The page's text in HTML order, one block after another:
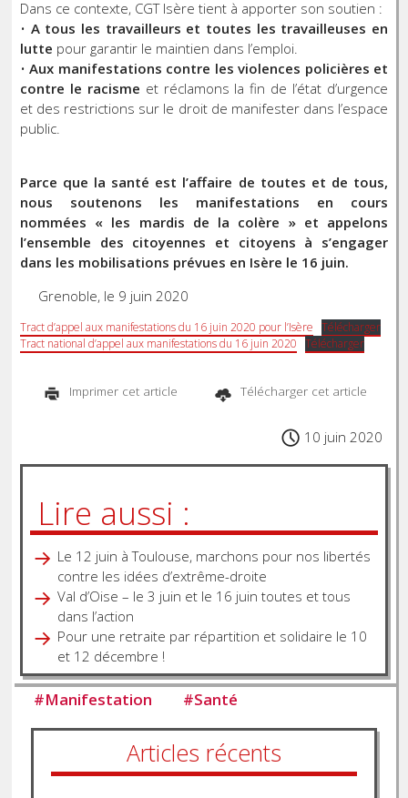
Dans ce contexte, CGT Isère tient à apporter son soutien :
• A tous les travailleurs et toutes les travailleuses en
lutte pour garantir le maintien dans l’emploi.
•Aux manifestations contre les violences policières et
contre le racisme et réclamons la fin de l’état d’urgence
et des restrictions sur le droit de manifester dans l’espace
public.
Parce que la santé est l’affaire de toutes et de tous,
nous soutenons les manifestations en cours
nommées « les mardis de la colère » et appelons
l’ensemble des citoyennes et citoyens à s’engager
dans les mobilisations prévues en Isère le 16 juin.
Grenoble, le 9 juin 2020
Tract d’appel aux manifestations du 16 juin 2020 pour l’Isère Télécharger
Tract national d’appel aux manifestations du 16 juin 2020 Télécharger
Imprimer cet article Télécharger cet article
10 juin 2020
Lire aussi :
Le 12 juin à Toulouse, marchons pour nos libertés
contre les idées d’extrême-droite
Val d’Oise – le 3 juin et le 16 juin toutes et tous
dans l’action
Pour une retraite par répartition et solidaire le 10
et 12 décembre !
#Manifestation #Santé
Articles récents